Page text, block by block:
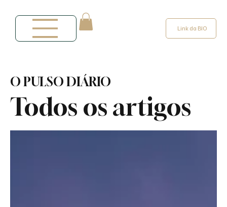
Link da BIO
Todos os artigos
O PULSO DIÁRIO